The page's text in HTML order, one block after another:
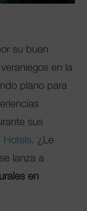
su buen
en la
plano para
sus
Hotels. ¿Le
lanza a
en